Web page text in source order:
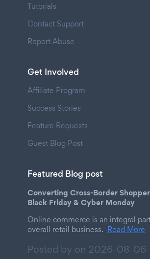
Tutorials
Contact Support
Report Abuse
Get Involved
Affiliate Program
Success Stories
Feature Requests
Guest Blog Post
Featured Blog post
Converting Cross-Border
Black Friday & Cyber Monday
Online commerce is an integral
overall retail business. Read More
Posted by on 2026-08-06